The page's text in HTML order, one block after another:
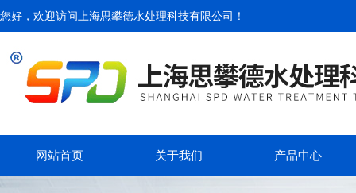
您好，欢迎访问 上海思攀德水处理科技有限公司 ！
网站首页 关于我们 产品中心